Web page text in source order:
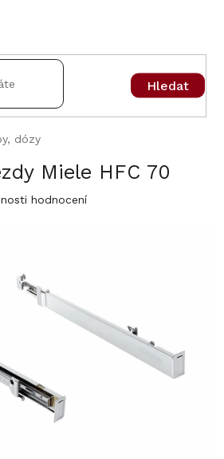
Hledat
dózy
Miele HFC 70
hodnocení